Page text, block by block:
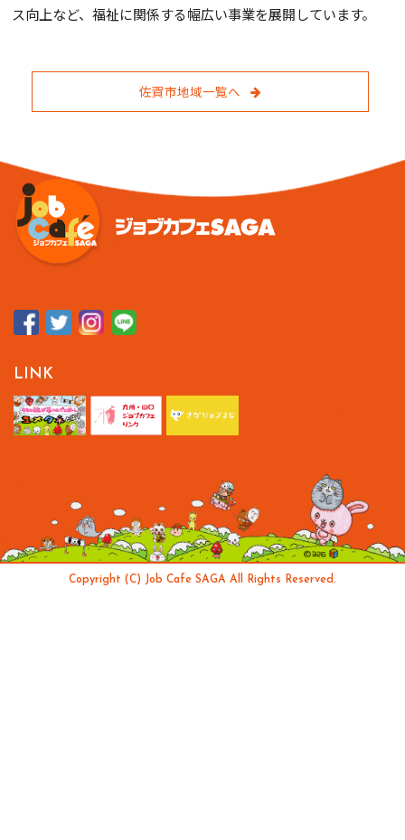
ス向上など、福祉に関係する幅広い事業を展開しています。
佐賀市地域一覧へ
LINK
Copyright (C) Job Cafe SAGA All Rights Reserved.